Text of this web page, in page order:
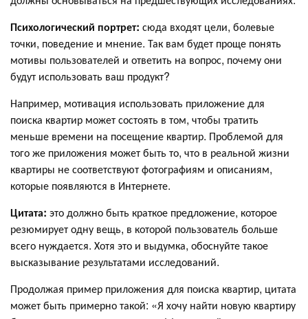
Психологический портрет: сюда входят цели, болевые
точки, поведение и мнение. Так вам будет проще понять
мотивы пользователей и ответить на вопрос, почему они
будут использовать ваш продукт?
Например, мотивация использовать приложение для
поиска квартир может состоять в том, чтобы тратить
меньше времени на посещение квартир. Проблемой для
того же приложения может быть то, что в реальной жизни
квартиры не соответствуют фотографиям и описаниям,
которые появляются в Интернете.
Цитата: это должно быть краткое предложение, которое
резюмирует одну вещь, в которой пользователь больше
всего нуждается. Хотя это и выдумка, обоснуйте такое
высказывание результатами исследований.
Продолжая пример приложения для поиска квартир, цитата
может быть примерно такой: «Я хочу найти новую квартиру